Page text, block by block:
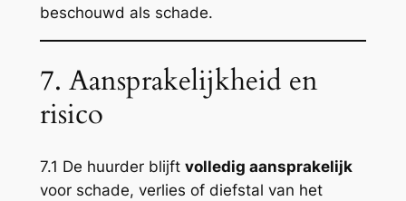
beschouwd als schade.
7. Aansprakelijkheid en
risico
7.1 De huurder blijft volledig aansprakelijk
voor schade, verlies of diefstal van het